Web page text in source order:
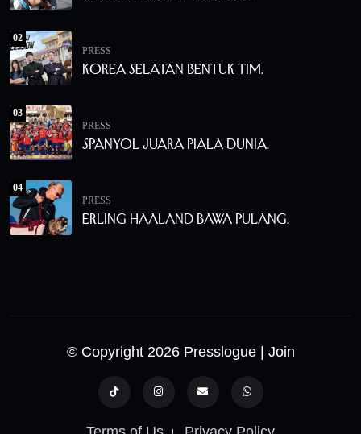
02
PRESS
Korea Selatan Bentuk Tim.
03
PRESS
Spanyol Juara Piala Dunia.
04
PRESS
Erling Haaland Bawa Pulang.
© Copyright 2026 Presslogue | Join